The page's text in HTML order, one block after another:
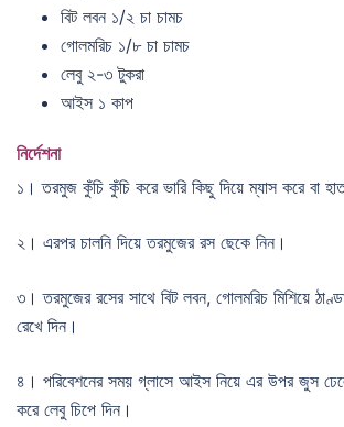
বিট লবন ১/২ চা চামচ
গোলমরিচ ১/৮ চা চামচ
লেবু ২-৩ টুকরা
আইস ১ কাপ
নির্দেশনা
১। তরমুজ কুঁচি কুঁচি করে ভারি কিছু দিয়ে ম্যাস করে বা
২। এরপর চালনি দিয়ে তরমুজের রস ছেকে নিন।
৩। তরমুজের রসের সাথে বিট লবন, গোলমরিচ মিশিয়ে
রেখে দিন।
৪। পরিবেশনের সময় গ্লাসে আইস নিয়ে এর উপর জুস
করে লেবু চিপে দিন।